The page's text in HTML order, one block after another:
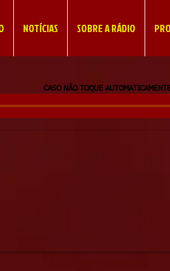
NOTÍCIAS SOBRE A RÁDIO
CASO NÃO TOQUE